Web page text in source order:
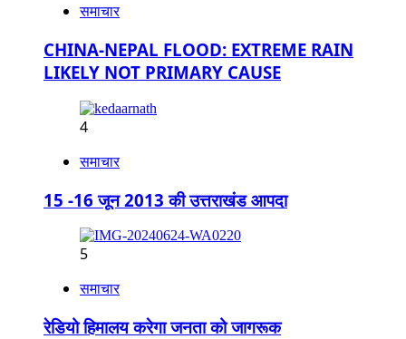
समाचार
CHINA-NEPAL FLOOD: EXTREME RAIN
LIKELY NOT PRIMARY CAUSE
4
समाचार
15 -16 जून 2013 की उत्तराखंड आपदा
5
समाचार
रेडियो हिमालय करेगा जनता को जागरूक